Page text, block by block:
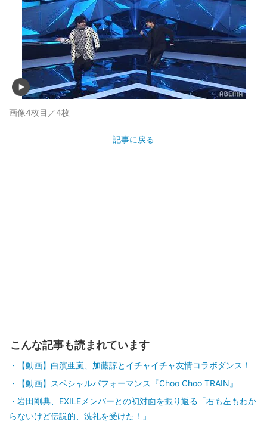
画像4枚目／4枚
記事に戻る
こんな記事も読まれています
【動画】白濱亜嵐、加藤諒とイチャイチャ友情コラボダンス！
【動画】スペシャルパフォーマンス『Choo Choo TRAIN』
岩田剛典、EXILEメンバーとの初対面を振り返る「右も左もわか
らないけど伝説的、洗礼を受けた！」